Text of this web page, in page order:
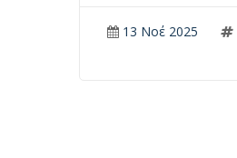
13 Νοέ 2025